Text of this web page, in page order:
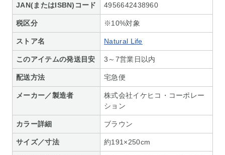
JAN(またはISBN)コード 4956642438960
税区分 ※10%対象
ストア名 Natural Life
このアイテムの発送目安 3～7営業日以内
配送方法 宅急便
メーカー／製造者
株式会社イケヒコ・コーポレー
ション
カラー詳細 ブラウン
サイズ／寸法 約191×250cm